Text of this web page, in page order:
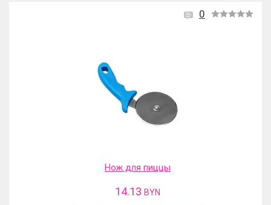
0
Нож для пиццы
14.13 BYN